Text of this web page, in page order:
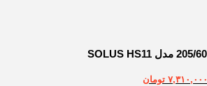
۷,۳۱۰,۰۰۰ تومان